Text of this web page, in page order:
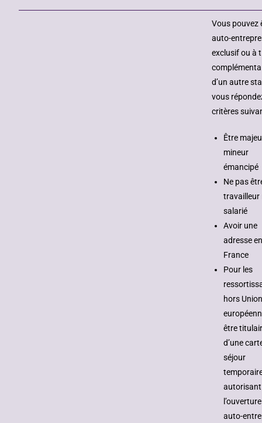
Vous pouvez
auto-
exclusif ou à
d’un autre
vous
critères
Être
mineur
émancipé
Ne pas
travailleur
salarié
Avoir une
adresse
France
Pour les
hors
être
d’une
séjour
autorisant
auto-